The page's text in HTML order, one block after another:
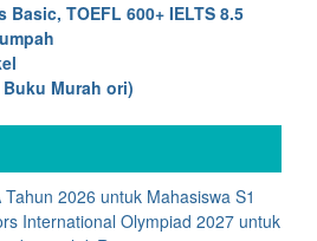
TOEFL 600+ IELTS 8.5
Murah ori)
2026 untuk Mahasiswa S1
International Olympiad 2027 untuk